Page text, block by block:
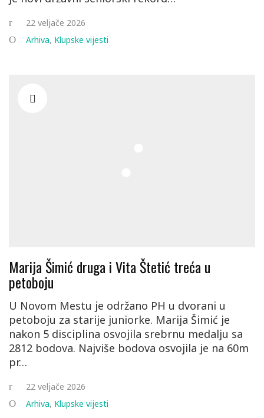
22 veljače 2026
Arhiva, Klupske vijesti
Marija Šimić druga i Vita Štetić treća u
petoboju
U Novom Mestu je održano PH u dvorani u
petoboju za starije juniorke. Marija Šimić je
nakon 5 disciplina osvojila srebrnu medalju sa
2812 bodova. Najviše bodova osvojila je na 60m
pr…
22 veljače 2026
Arhiva, Klupske vijesti